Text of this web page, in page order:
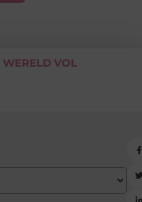
WERELD VOL